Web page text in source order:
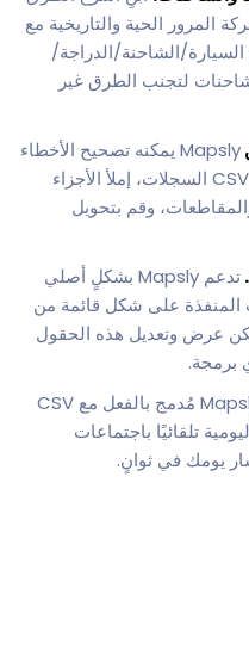
المرور الحية والتاريخية مع
الشاحنة/الدراجة/
لتجنب الطرق غير
Mapsly يمكنه تصحيح الأخطاء
في العناوين تلقائيًا في خاصتك CSV السجلات، إملأ الأجزاء
وقم بتحويل
تدعم Mapsly بشكلٍ أصلي
المنفذة على شكل قائمة من
عرض وتعديل هذه الحقول
Mapsly مُدمج بالفعل مع CSV
تلقائيًا باجتماعات
يومك في ثوانٍ.